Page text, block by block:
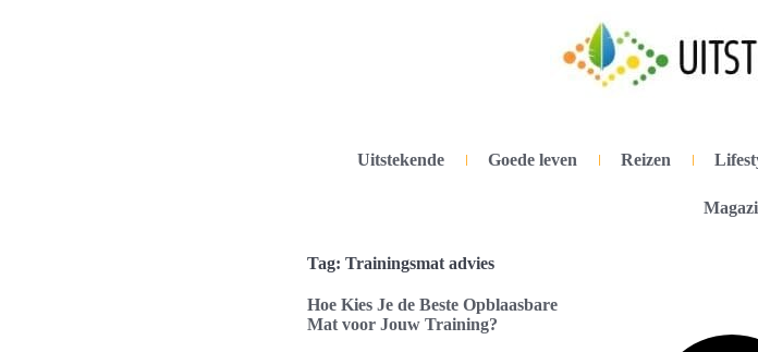
Uitstekende Goede leven Reizen
Tag: Trainingsmat advies
Hoe Kies Je de Beste Opblaasbare
Mat voor Jouw Training?